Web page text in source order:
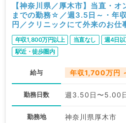
【神奈川県／厚木市】当直・
までの勤務☆／週3.5日～・年
円／クリニックにて外来のお仕
は手術も可！（眼科／常勤）
年収1,800万円以上 当直なし 週4日
駅近・徒歩圏内
給与 年収1,700万円
勤務日数 週3.50日〜5.00
勤務地 神奈川県厚木市